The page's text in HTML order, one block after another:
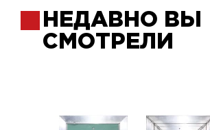
НЕДАВНО ВЫ
СМОТРЕЛИ